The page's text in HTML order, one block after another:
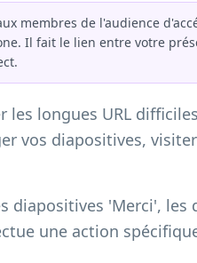
membres de l'audience
Il fait le lien entre votre
longues URL
vos diapositives,
diapositives 'Merci', les
une action